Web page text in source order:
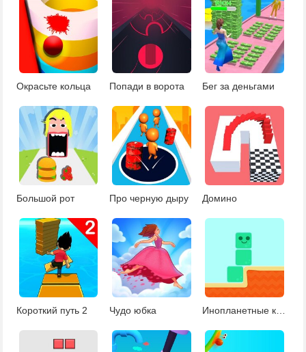
Окрасьте кольца Попади в ворота Бег за деньгами
Большой рот Про черную дыру Домино
Короткий путь 2 Чудо юбка Инопланетные кубики